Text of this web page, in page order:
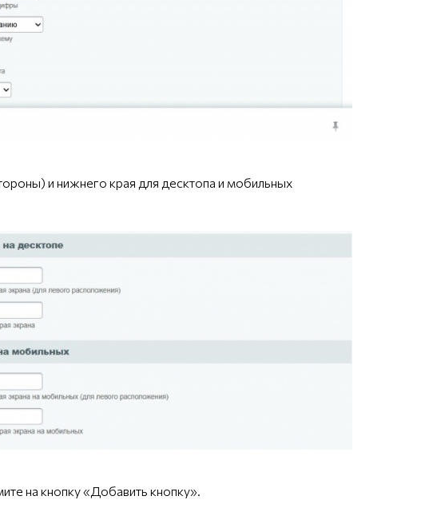
и нижнего края для десктопа и мобильных
на кнопку «Добавить кнопку».